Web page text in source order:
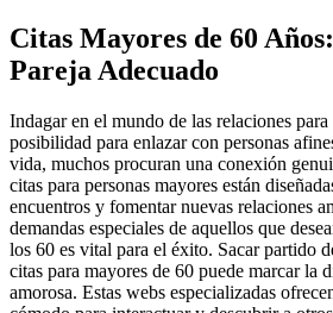
Citas Mayores de 60
Pareja Adecuado
Indagar en el mundo de las relaciones
posibilidad para enlazar con personas
vida, muchos procuran una conexión
citas para personas mayores están
encuentros y fomentar nuevas relaciones
demandas especiales de aquellos que
los 60 es vital para el éxito. Sacar partido
citas para mayores de 60 puede marcar la
amorosa. Estas webs especializadas